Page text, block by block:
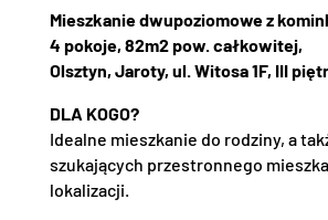
Mieszkanie dwupoziomowe z
4 pokoje, 82m2 pow. całkowitej,
Olsztyn, Jaroty, ul. Witosa 1F, III
DLA KOGO?
Idealne mieszkanie do rodziny, a
szukających przestronnego
lokalizacji.